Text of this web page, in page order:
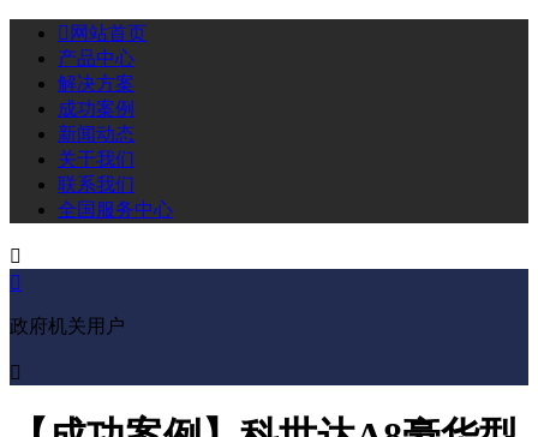
 网站首页
产品中心
解决方案
成功案例
新闻动态
关于我们
联系我们
全国服务中心


政府机关用户
